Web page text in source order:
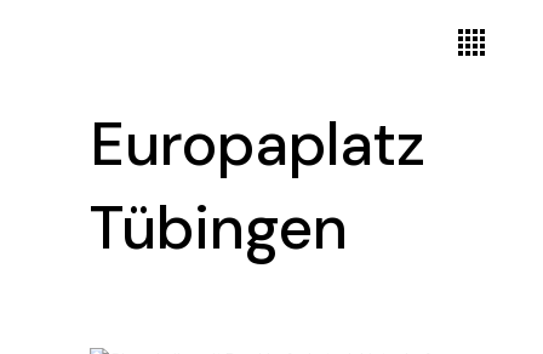
Europaplatz
Tübingen